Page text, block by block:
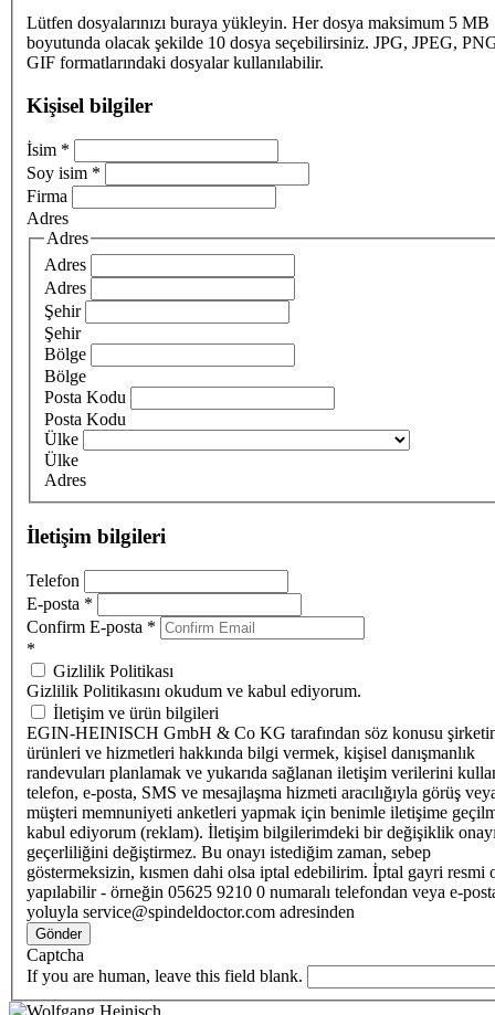
Lütfen dosyalarınızı buraya yükleyin. Her dosya maksimum 5 MB
boyutunda olacak şekilde 10 dosya seçebilirsiniz. JPG, JPEG,
GIF formatlarındaki dosyalar kullanılabilir.
Kişisel bilgiler
İsim *
Soy isim *
Firma
Adres
Adres
Adres
Adres
Şehir
Şehir
Bölge
Bölge
Posta Kodu
Posta Kodu
Ülke
Ülke
Adres
İletişim bilgileri
Telefon
E-posta *
Confirm E-posta *
*
Gizlilik Politikası
Gizlilik Politikasını okudum ve kabul ediyorum.
İletişim ve ürün bilgileri
EGIN-HEINISCH GmbH & Co KG tarafından söz konusu
ürünleri ve hizmetleri hakkında bilgi vermek, kişisel danışmanlık
randevuları planlamak ve yukarıda sağlanan iletişim verilerini
telefon, e-posta, SMS ve mesajlaşma hizmeti aracılığıyla görüş
müşteri memnuniyeti anketleri yapmak için benimle iletişime
kabul ediyorum (reklam). İletişim bilgilerimdeki bir değişiklik
geçerliliğini değiştirmez. Bu onayı istediğim zaman, sebep
göstermeksizin, kısmen dahi olsa iptal edebilirim. İptal gayri resmi
yapılabilir - örneğin 05625 9210 0 numaralı telefondan veya e-
yoluyla service@spindeldoctor.com adresinden
Gönder
Captcha
If you are human, leave this field blank.